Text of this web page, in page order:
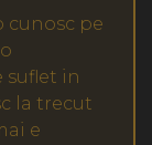
cunosc pe
suflet in
la trecut
e